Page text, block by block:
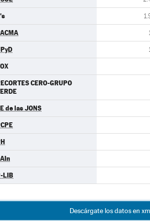
CERO-GRUPO
de las JONS
LIB
Descárgate los datos en